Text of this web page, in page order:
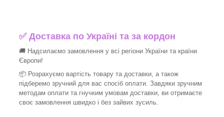
✅ Доставка по Україні та за кордон
🚚 Надсилаємо замовлення у всі регіони України та країни
Європи!
📦 Розрахуємо вартість товару та доставки, а також
підберемо зручний для вас спосіб оплати. Завдяки зручним
методам оплати та гнучким умовам доставки, ви отримаєте
своє замовлення швидко і без зайвих зусиль.